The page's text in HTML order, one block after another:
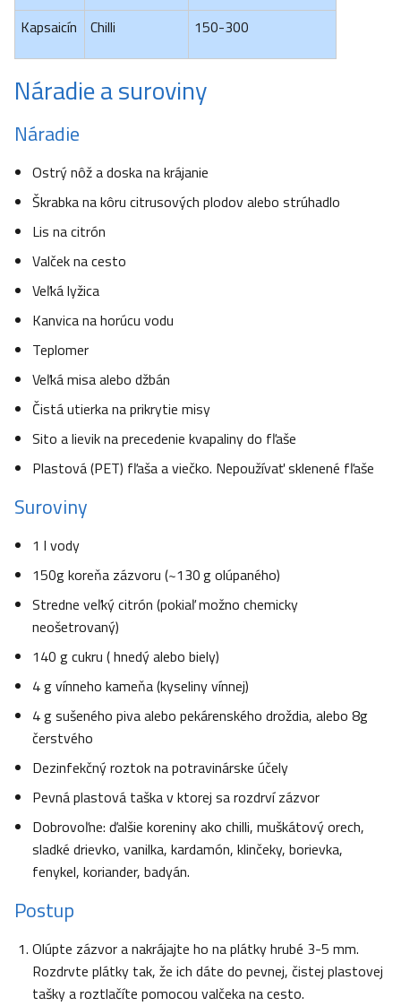
Kapsaicín Chilli 150-300
Náradie a suroviny
Náradie
Ostrý nôž a doska na krájanie
Škrabka na kôru citrusových plodov alebo strúhadlo
Lis na citrón
Valček na cesto
Veľká lyžica
Kanvica na horúcu vodu
Teplomer
Veľká misa alebo džbán
Čistá utierka na prikrytie misy
Sito a lievik na precedenie kvapaliny do fľaše
Plastová (PET) fľaša a viečko. Nepoužívať sklenené fľaše
Suroviny
1 l vody
150g koreňa zázvoru (~130 g olúpaného)
Stredne veľký citrón (pokiaľ možno chemicky
neošetrovaný)
140 g cukru ( hnedý alebo biely)
4 g vínneho kameňa (kyseliny vínnej)
4 g sušeného piva alebo pekárenského droždia, alebo 8g
čerstvého
Dezinfekčný roztok na potravinárske účely
Pevná plastová taška v ktorej sa rozdrví zázvor
Dobrovoľne: ďalšie koreniny ako chilli, muškátový orech,
sladké drievko, vanilka, kardamón, klinčeky, borievka,
fenykel, koriander, badyán.
Postup
Olúpte zázvor a nakrájajte ho na plátky hrubé 3-5 mm.
Rozdrvte plátky tak, že ich dáte do pevnej, čistej plastovej
tašky a roztlačíte pomocou valčeka na cesto.